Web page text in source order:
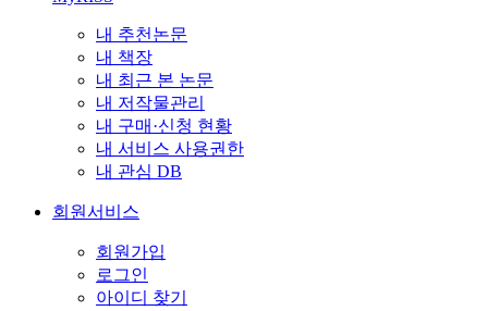
내 추천논문
내 책장
내 최근 본 논문
내 저작물관리
내 구매·신청 현황
내 서비스 사용권한
내 관심 DB
회원서비스
회원가입
로그인
아이디 찾기